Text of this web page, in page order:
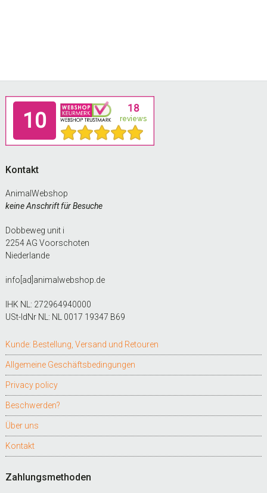
Footer
Kontakt
AnimalWebshop
keine Anschrift für Besuche
Dobbeweg unit i
2254 AG Voorschoten
Niederlande
info[ad]animalwebshop.de
IHK NL: 272964940000
USt-IdNr NL: NL 0017 19347 B69
Kunde: Bestellung, Versand und Retouren
Allgemeine Geschäftsbedingungen
Privacy policy
Beschwerden?
Über uns
Kontakt
Zahlungsmethoden